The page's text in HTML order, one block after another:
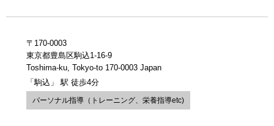
〒170-0003
東京都豊島区駒込1-16-9
Toshima-ku, Tokyo-to 170-0003 Japan
「駒込」 駅 徒歩4分
パーソナル指導（トレーニング、栄養指導etc)